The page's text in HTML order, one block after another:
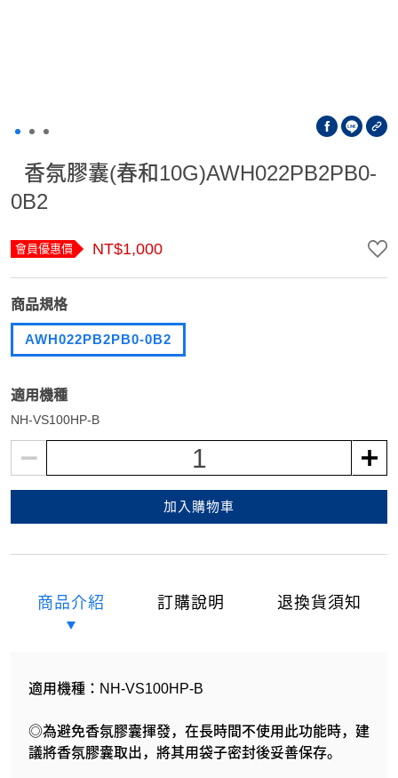
香氛膠囊(春和10G)AWH022PB2PB0-
0B2
會員優惠價 NT$1,000
商品規格
AWH022PB2PB0-0B2
適用機種
NH-VS100HP-B
1
加入購物車
商品介紹 訂購說明 退換貨須知
適用機種：NH-VS100HP-B
◎為避免香氛膠囊揮發，在長時間不使用此功能時，建
議將香氛膠囊取出，將其用袋子密封後妥善保存。